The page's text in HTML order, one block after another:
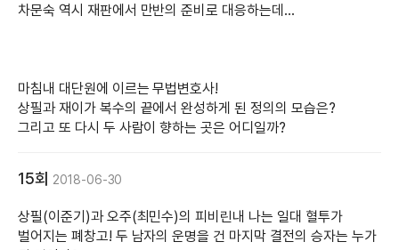
차문숙 역시 재판에서 만반의 준비로 대응하는데...
마침내 대단원에 이르는 무법변호사!
상필과 재이가 복수의 끝에서 완성하게 된 정의의 모습은?
그리고 또 다시 두 사람이 향하는 곳은 어디일까?
15회 2018-06-30
상필(이준기)과 오주(최민수)의 피비린내 나는 일대 혈투가
벌어지는 폐창고! 두 남자의 운명을 건 마지막 결전의 승자는 누가